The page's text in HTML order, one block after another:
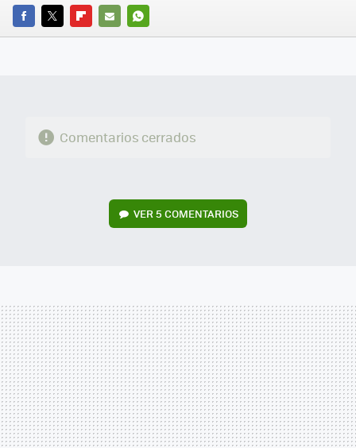
FACEBOOK
TWITTERFLIPBOARD
E-
WHATSAPP
Comentarios cerrados
VER5 COMENTARIOS